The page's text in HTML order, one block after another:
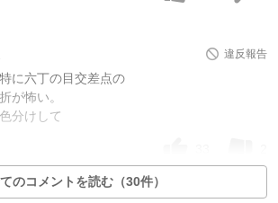
違反報告
に六丁の目交差点の
が怖い。
分けして
のコメントを読む（30件）